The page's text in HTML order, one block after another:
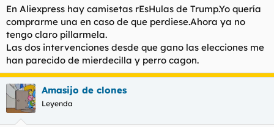
En Aliexpress hay camisetas rEsHulas de Trump.Yo quería
comprarme una en caso de que perdiese.Ahora ya no
tengo claro pillarmela.
Las dos intervenciones desde que gano las elecciones me
han parecido de mierdecilla y perro cagon.
Amasijo de clones
Leyenda